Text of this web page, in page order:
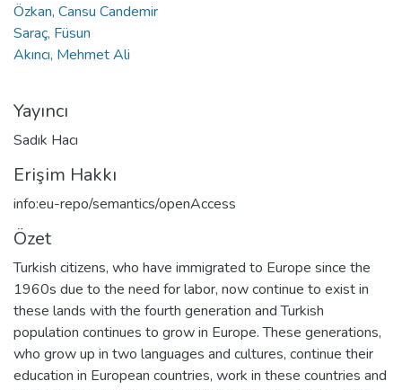
Özkan, Cansu Candemir
Saraç, Füsun
Akıncı, Mehmet Ali
Yayıncı
Sadık Hacı
Erişim Hakkı
info:eu-repo/semantics/openAccess
Özet
Turkish citizens, who have immigrated to Europe since the
1960s due to the need for labor, now continue to exist in
these lands with the fourth generation and Turkish
population continues to grow in Europe. These generations,
who grow up in two languages and cultures, continue their
education in European countries, work in these countries and